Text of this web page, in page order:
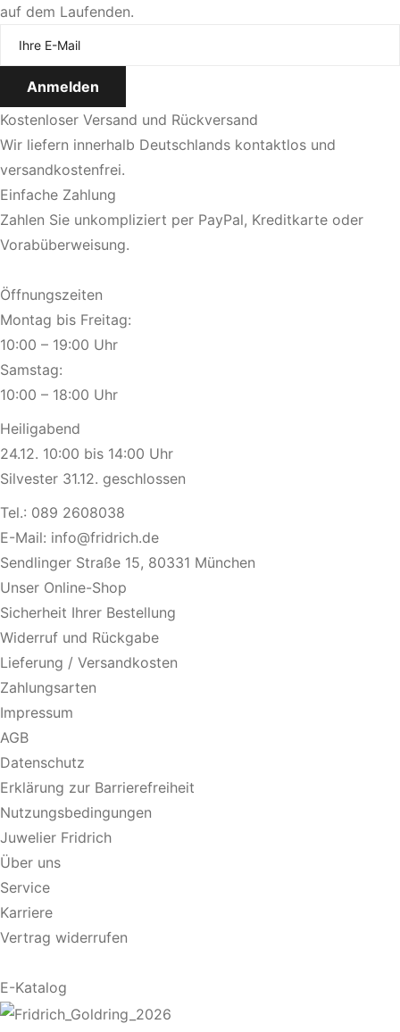
Jetzt Termin vereinbaren
auf dem Laufenden.
Kostenloser Versand und Rückversand
Wir liefern innerhalb Deutschlands kontaktlos und
versandkostenfrei.
Einfache Zahlung
Zahlen Sie unkompliziert per PayPal, Kreditkarte oder
Vorabüberweisung.
Öffnungszeiten
Montag bis Freitag:
10:00 – 19:00 Uhr
Samstag:
10:00 – 18:00 Uhr
Heiligabend
24.12. 10:00 bis 14:00 Uhr
Silvester 31.12. geschlossen
Tel.: 089 2608038
E-Mail: info@fridrich.de
Sendlinger Straße 15, 80331 München
Unser Online-Shop
Sicherheit Ihrer Bestellung
Widerruf und Rückgabe
Lieferung / Versandkosten
Zahlungsarten
Impressum
AGB
Datenschutz
Erklärung zur Barrierefreiheit
Nutzungsbedingungen
Juwelier Fridrich
Über uns
Service
Karriere
Vertrag widerrufen
E-Katalog